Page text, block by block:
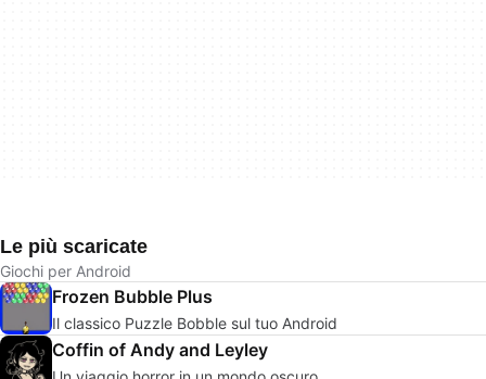
Le più scaricate
Giochi per Android
Frozen Bubble Plus
Il classico Puzzle Bobble sul tuo Android
Coffin of Andy and Leyley